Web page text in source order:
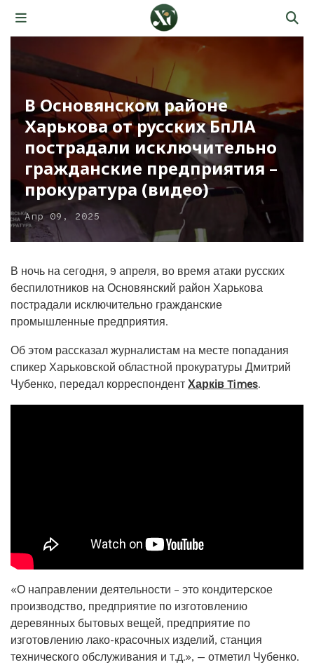
В Основянском районе
Харькова от русских БпЛА
пострадали исключительно
гражданские предприятия –
прокуратура (видео)
Апр 09, 2025
В ночь на сегодня, 9 апреля, во время атаки русских
беспилотников на Основянский район Харькова
пострадали исключительно гражданские
промышленные предприятия.
Об этом рассказал журналистам на месте попадания
спикер Харьковской областной прокуратуры Дмитрий
Чубенко, передал корреспондент Харків Times.
«О направлении деятельности – это кондитерское
производство, предприятие по изготовлению
деревянных бытовых вещей, предприятие по
изготовлению лако-красочных изделий, станция
технического обслуживания и т.д.», — отметил Чубенко.